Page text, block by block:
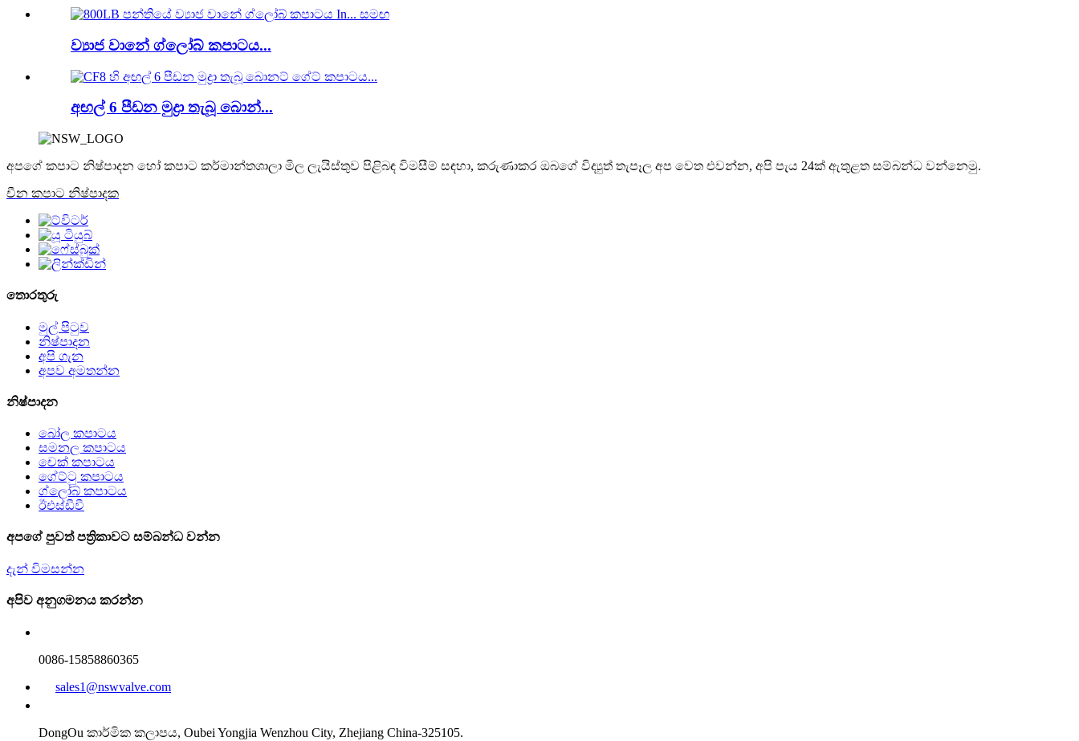
ව්‍යාජ වානේ ග්ලෝබ් කපාටය...
අඟල් 6 පීඩන මුද්‍රා තැබූ බොන්...
අපගේ කපාට නිෂ්පාදන හෝ කපාට කර්මාන්තශාලා මිල ලැයිස්තුව පිළිබඳ විමසීම් සඳහා, කරුණාකර ඔබගේ විද්‍යුත් තැපෑල අප වෙත එවන්න, අපි පැය 24ක් ඇතුළත සම්බන්ධ වන්නෙමු.
චීන කපාට නිෂ්පාදක
තොරතුරු
මුල් පිටුව
නිෂ්පාදන
අපි ගැන
අපව අමතන්න
නිෂ්පාදන
බෝල කපාටය
සමනල කපාටය
චෙක් කපාටය
ගේට්ටු කපාටය
ග්ලෝබ් කපාටය
ඊඑස්ඩීවී
අපගේ පුවත් පත්‍රිකාවට සම්බන්ධ වන්න
දැන් විමසන්න
අපිව අනුගමනය කරන්න
0086-15858860365
sales1@nswvalve.com
DongOu කාර්මික කලාපය, Oubei Yongjia Wenzhou City, Zhejiang China-325105.